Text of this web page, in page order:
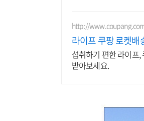
http://
라이프 쿠팡 로켓배
섭취하기 편한 라이프
받아보세요.